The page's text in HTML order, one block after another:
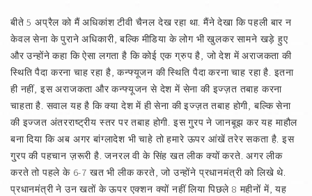
बीते 5 अप्रैल को मैं अधिकांश टीवी चैनल देख रहा था. मैंने देखा कि पहली बार न
केवल सेना के पुराने अधिकारी, बल्कि मीडिया के लोग भी खुलकर सामने खड़े हुए
और उन्होंने कहा कि ऐसा लगता है कि कोई एक ग्रुप है, जो देश में अराजकता की
स्थिति पैदा करना चाह रहा है, कन्फ्यूजन की स्थिति पैदा करना चाह रहा है. इतना
ही नहीं, इस अराजकता और कन्फ्यूजन से देश में सेना की इज्ज़त तबाह करना
चाहता है. सवाल यह है कि क्या देश में ही सेना की इज्ज़त तबाह होगी, बल्कि सेना
की इज्जत अंतरराष्ट्रीय स्तर पर तबाह होगी. इस गु्रप ने जानबूझ कर यह माहौल
बना दिया कि अब अगर बांग्लादेश भी चाहे तो हमारे ऊपर आंखें तरेर सकता है. इस
गु्रप की पहचान ज़रूरी है. जनरल वी के सिंह खत लीक क्यों करते. अगर लीक
करते तो पहले के 6-7 खत भी लीक करते, जो उन्होंने प्रधानमंत्री को लिखे थे.
प्रधानमंत्री ने उन खतों के ऊपर एक्शन क्यों नहीं लिया पिछले 8 महीनों में, यह